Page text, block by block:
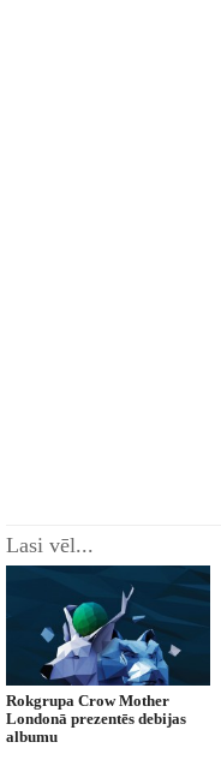
Lasi vēl...
Rokgrupa Crow Mother
Londonā prezentēs debijas
albumu